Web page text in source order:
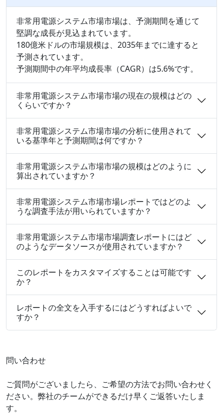
非常用電源システム市場市場は、予測期間を通じて
堅調な成長が見込まれています。
180億米ドルの市場規模は、2035年までに達すると
予測されています。
予測期間中の年平均成長率（CAGR）は5.6%です。
非常用電源システム市場市場の現在の規模はどの
くらいですか？
非常用電源システム市場市場の分析に使用されて
いる基準年と予測期間は何ですか？
非常用電源システム市場市場の規模はどのように
算出されていますか？
非常用電源システム市場市場レポートではどのよ
うな調査手法が用いられていますか？
非常用電源システム市場市場調査レポートにはど
のようなデータソースが使用されていますか？
このレポートをカスタマイズすることは可能です
か？
レポートの全文を入手するにはどうすればよいで
すか？
問い合わせ
ご質問がございましたら、ご希望の方法でお問い合わせく
ださい。弊社のチームができるだけ早くご返答いたしま
す。